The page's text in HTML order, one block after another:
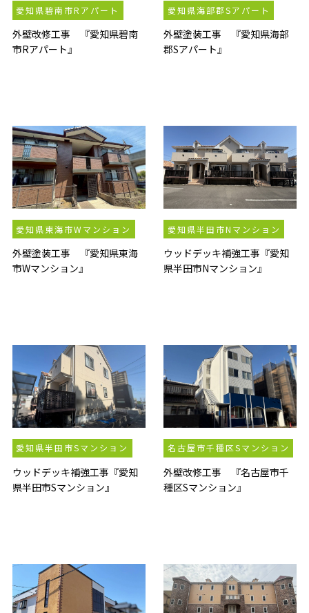
愛知県碧南市Rアパート
外壁改修工事 『愛知県碧南
市Rアパート』
愛知県海部郡Sアパート
外壁塗装工事 『愛知県海部
郡Sアパート』
愛知県東海市Wマンション
外壁塗装工事 『愛知県東海
市Wマンション』
愛知県半田市Nマンション
ウッドデッキ補強工事『愛知
県半田市Nマンション』
愛知県半田市Sマンション
ウッドデッキ補強工事『愛知
県半田市Sマンション』
名古屋市千種区Sマンション
外壁改修工事 『名古屋市千
種区Sマンション』